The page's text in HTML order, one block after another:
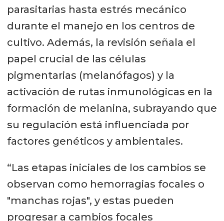
parasitarias hasta estrés mecánico
durante el manejo en los centros de
cultivo. Además, la revisión señala el
papel crucial de las células
pigmentarias (melanófagos) y la
activación de rutas inmunológicas en la
formación de melanina, subrayando que
su regulación está influenciada por
factores genéticos y ambientales.
“Las etapas iniciales de los cambios se
observan como hemorragias focales o
"manchas rojas", y estas pueden
progresar a cambios focales